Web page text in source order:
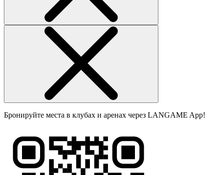
Бронируйте места в клубах и аренах через LANGAME App!